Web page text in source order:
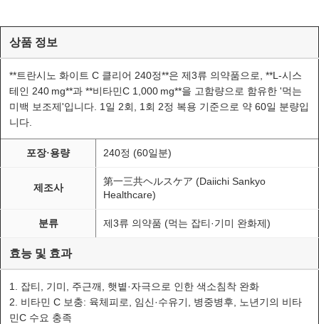
상품 정보
**트란시노 화이트 C 클리어 240정**은 제3류 의약품으로, **L‑시스
테인 240 mg**과 **비타민C 1,000 mg**을 고함량으로 함유한 '먹는
미백 보조제'입니다. 1일 2회, 1회 2정 복용 기준으로 약 60일 분량입
니다.
포장·용량 240정 (60일분)
제조사
第一三共ヘルスケア (Daiichi Sankyo
Healthcare)
분류 제3류 의약품 (먹는 잡티·기미 완화제)
효능 및 효과
1. 잡티, 기미, 주근깨, 햇볕·자극으로 인한 색소침착 완화
2. 비타민 C 보충: 육체피로, 임신·수유기, 병중병후, 노년기의 비타
민C 수요 충족